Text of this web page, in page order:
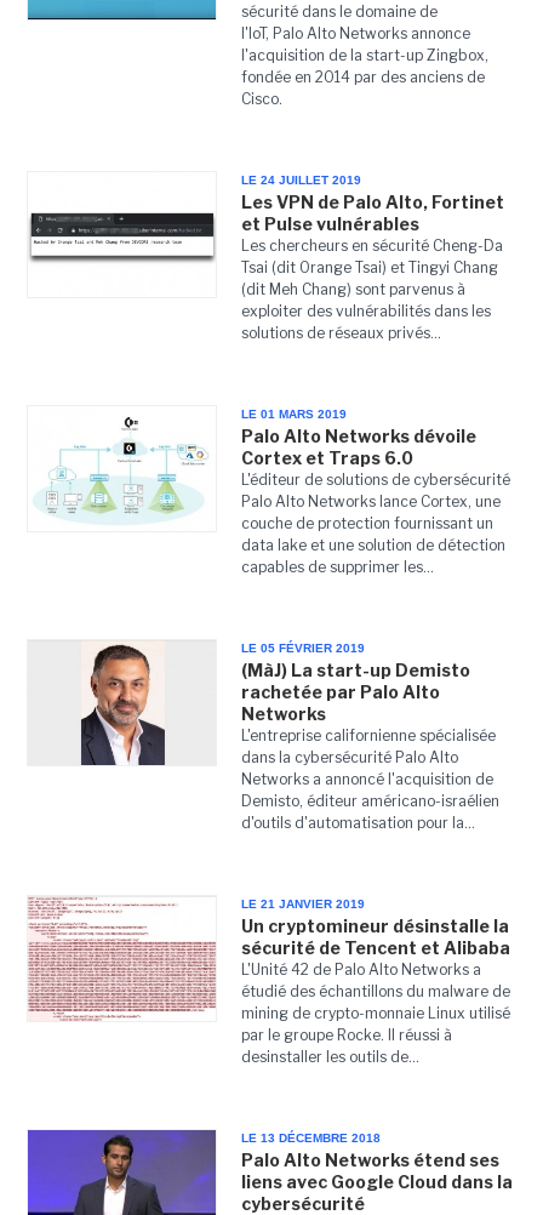
sécurité dans le domaine de
l'IoT, Palo Alto Networks annonce
l'acquisition de la start-up Zingbox,
fondée en 2014 par des anciens de
Cisco.
LE 24 JUILLET 2019
Les VPN de Palo Alto, Fortinet
et Pulse vulnérables
Les chercheurs en sécurité Cheng-Da
Tsai (dit Orange Tsai) et Tingyi Chang
(dit Meh Chang) sont parvenus à
exploiter des vulnérabilités dans les
solutions de réseaux privés...
LE 01 MARS 2019
Palo Alto Networks dévoile
Cortex et Traps 6.0
L'éditeur de solutions de cybersécurité
Palo Alto Networks lance Cortex, une
couche de protection fournissant un
data lake et une solution de détection
capables de supprimer les...
LE 05 FÉVRIER 2019
(MàJ) La start-up Demisto
rachetée par Palo Alto
Networks
L'entreprise californienne spécialisée
dans la cybersécurité Palo Alto
Networks a annoncé l'acquisition de
Demisto, éditeur américano-israélien
d'outils d'automatisation pour la...
LE 21 JANVIER 2019
Un cryptomineur désinstalle la
sécurité de Tencent et Alibaba
L'Unité 42 de Palo Alto Networks a
étudié des échantillons du malware de
mining de crypto-monnaie Linux utilisé
par le groupe Rocke. Il réussi à
desinstaller les outils de...
LE 13 DÉCEMBRE 2018
Palo Alto Networks étend ses
liens avec Google Cloud dans la
cybersécurité